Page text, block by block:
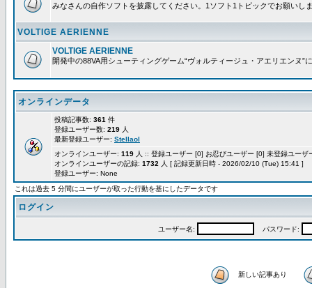
みなさんの自作ソフトを披露してください。1ソフト1トピックでお願いし
VOLTIGE AERIENNE
VOLTIGE AERIENNE
開発中の88VA用シューティングゲーム“ヴォルティージュ・アエリエンヌ”
オンラインデータ
投稿記事数: 361 件
登録ユーザー数: 219 人
最新登録ユーザー: Stellaol
オンラインユーザー: 119 人 :: 登録ユーザー [0] お忍びユーザー [0] 未登録ユー
オンラインユーザーの記録: 1732 人 [ 記録更新日時 - 2026/02/10 (Tue) 15:41 ]
登録ユーザー: None
これは過去 5 分間にユーザーが取った行動を基にしたデータです
ログイン
ユーザー名: パスワード:
新しい記事あり